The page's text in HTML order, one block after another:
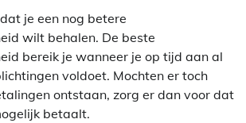
je een nog betere
wilt behalen. De beste
bereik je wanneer je op tijd aan al
voldoet. Mochten er toch
ontstaan, zorg er dan voor dat
betaalt.